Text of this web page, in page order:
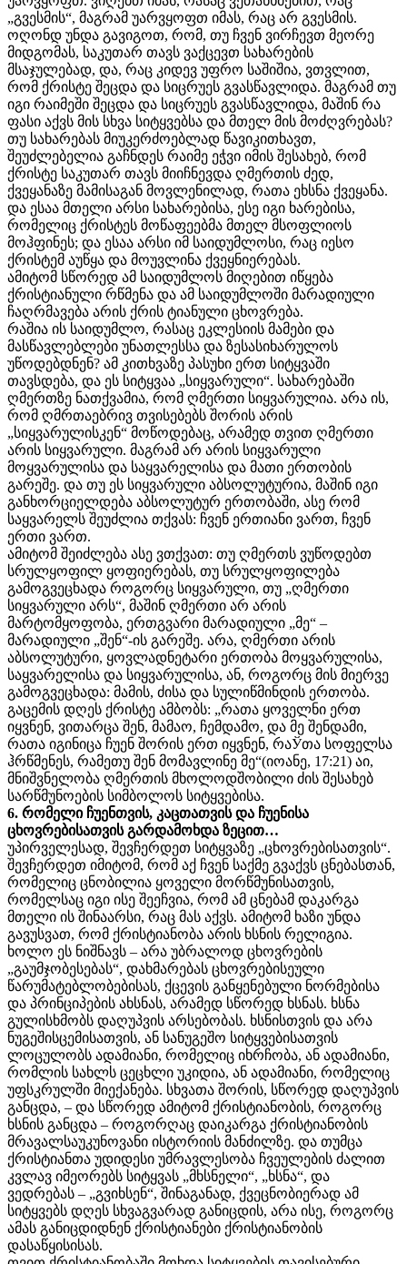
„გვესმის“, მაგრამ უარვყოფთ იმას, რაც არ გვესმის.
ოღონდ უნდა გავიგოთ, რომ, თუ ჩვენ ვირჩევთ მეორე
მიდგომას, საკუთარ თავს ვაქცევთ სახარების
მსაჯულებად, და, რაც კიდევ უფრო საშიშია, ვთვლით,
რომ ქრისტე შეცდა და სიცრუეს გვასწავლიდა. მაგრამ თუ
იგი რაიმეში შეცდა და სიცრუეს გვასწავლიდა, მაშინ რა
ფასი აქვს მის სხვა სიტყვებსა და მთელ მის მოძღვრებას?
თუ სახარებას მიუკერძოებლად წავიკითხავთ,
შეუძლებელია გაჩნდეს რაიმე ეჭვი იმის შესახებ, რომ
ქრისტე საკუთარ თავს მიიჩნევდა ღმერთის ძედ,
ქვეყანაზე მამისაგან მოვლენილად, რათა ეხსნა ქვეყანა.
და ესაა მთელი არსი სახარებისა, ესე იგი ხარებისა,
რომელიც ქრისტეს მოწაფეებმა მთელ მსოფლიოს
მოჰფინეს; და ესაა არსი იმ საიდუმლოსი, რაც იესო
ქრისტემ აუწყა და მოუვლინა ქვეყნიერებას.
ამიტომ სწორედ ამ საიდუმლოს მიღებით იწყება
ქრისტიანული რწმენა და ამ საიდუმლოში მარადიული
ჩაღრმავება არის ქრის ტიანული ცხოვრება.
რაშია ის საიდუმლო, რასაც ეკლესიის მამები და
მასწავლებლები უნათლესსა და ზესასიხარულოს
უწოდებდნენ? ამ კითხვაზე პასუხი ერთ სიტყვაში
თავსდება, და ეს სიტყვაა „სიყვარული“. სახარებაში
ღმერთზე ნათქვამია, რომ ღმერთი სიყვარულია. არა ის,
რომ ღმრთაებრივ თვისებებს შორის არის
„სიყვარულისკენ“ მოწოდებაც, არამედ თვით ღმერთი
არის სიყვარული. მაგრამ არ არის სიყვარული
მოყვარულისა და საყვარელისა და მათი ერთობის
გარეშე. და თუ ეს სიყვარული აბსოლუტურია, მაშინ იგი
განხორციელდება აბსოლუტურ ერთობაში, ასე რომ
საყვარელს შეუძლია თქვას: ჩვენ ერთიანი ვართ, ჩვენ
ერთი ვართ.
ამიტომ შეიძლება ასე ვთქვათ: თუ ღმერთს ვუწოდებთ
სრულყოფილ ყოფიერებას, თუ სრულყოფილება
გამოგვეცხადა როგორც სიყვარული, თუ „ღმერთი
სიყვარული არს“, მაშინ ღმერთი არ არის
მარტომყოფობა, ერთგვარი მარადიული „მე“ –
მარადიული „შენ“-ის გარეშე. არა, ღმერთი არის
აბსოლუტური, ყოვლადნეტარი ერთობა მოყვარულისა,
საყვარელისა და სიყვარულისა, ან, როგორც მის მიერვე
გამოგვეცხადა: მამის, ძისა და სულიწმინდის ერთობა.
გაცემის დღეს ქრისტე ამბობს: „რათა ყოველნი ერთ
იყვნენ, ვითარცა შენ, მამაო, ჩემდამო, და მე შენდამი,
რათა იგინიცა ჩუენ შორის ერთ იყვნენ, რაЎთა სოფელსა
ჰრწმენეს, რამეთუ შენ მომავლინე მე“(იოანე, 17:21) აი,
მნიშვნელობა ღმერთის მხოლოდშობილი ძის შესახებ
სარწმუნოების სიმბოლოს სიტყვებისა.
6. რომელი ჩუენთვის, კაცთათვის და ჩუენისა
ცხოვრებისათვის გარდამოხდა ზეცით…
უპირველესად, შევჩერდეთ სიტყვაზე „ცხოვრებისათვის“.
შევჩერდეთ იმიტომ, რომ აქ ჩვენ საქმე გვაქვს ცნებასთან,
რომელიც ცნობილია ყოველი მორწმუნისათვის,
რომელსაც იგი ისე შეეჩვია, რომ ამ ცნებამ დაკარგა
მთელი ის შინაარსი, რაც მას აქვს. ამიტომ ხაზი უნდა
გავუსვათ, რომ ქრისტიანობა არის ხსნის რელიგია.
ხოლო ეს ნიშნავს – არა უბრალოდ ცხოვრების
„გაუმჯობესებას“, დახმარებას ცხოვრებისეული
წარუმატებლობებისას, ქცევის განყენებული ნორმებისა
და პრინციპების ახსნას, არამედ სწორედ ხსნას. ხსნა
გულისხმობს დაღუპვის არსებობას. ხსნისთვის და არა
ნუგეშისცემისათვის, ან სანუგეშო სიტყვებისათვის
ლოცულობს ადამიანი, რომელიც იხრჩობა, ან ადამიანი,
რომლის სახლს ცეცხლი უკიდია, ან ადამიანი, რომელიც
უფსკრულში მიექანება. სხვათა შორის, სწორედ დაღუპვის
განცდა, – და სწორედ ამიტომ ქრისტიანობის, როგორც
ხსნის განცდა – როგორღაც დაიკარგა ქრისტიანობის
მრავალსაუკუნოვანი ისტორიის მანძილზე. და თუმცა
ქრისტიანთა უდიდესი უმრავლესობა ჩვეულების ძალით
კვლავ იმეორებს სიტყვას „მხსნელი“, „ხსნა“, და
ვედრებას – „გვიხსენ“, შინაგანად, ქვეცნობიერად ამ
სიტყვებს დღეს სხვაგვარად განიცდის, არა ისე, როგორც
ამას განიცდიდნენ ქრისტიანები ქრისტიანობის
დასაწყისისას.